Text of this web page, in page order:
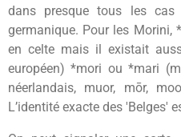
dans presque tous les
germanique. Pour les
en celte mais il existait
européen) *mori ou *mari
néerlandais, muor, mōr,
L’identité exacte des 'Belges'